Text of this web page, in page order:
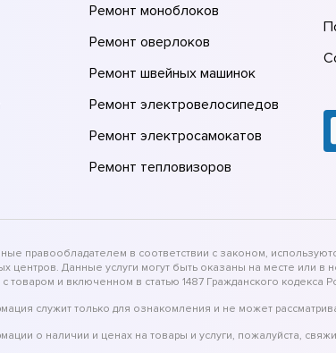
Ремонт моноблоков
Ремонт оверлоков
Ремонт швейных машинок
Ремонт электровелосипедов
Ремонт электросамокатов
Ремонт тепловизоров
правообладателем в соответствии с законом,
центров. Данные услуги могут быть оказаны на месте
товаром и включенном в статью 1487 Гражданского кодекса
служит только для ознакомления и не может
о наличии и ценах на товары и услуги, пожалуйста,